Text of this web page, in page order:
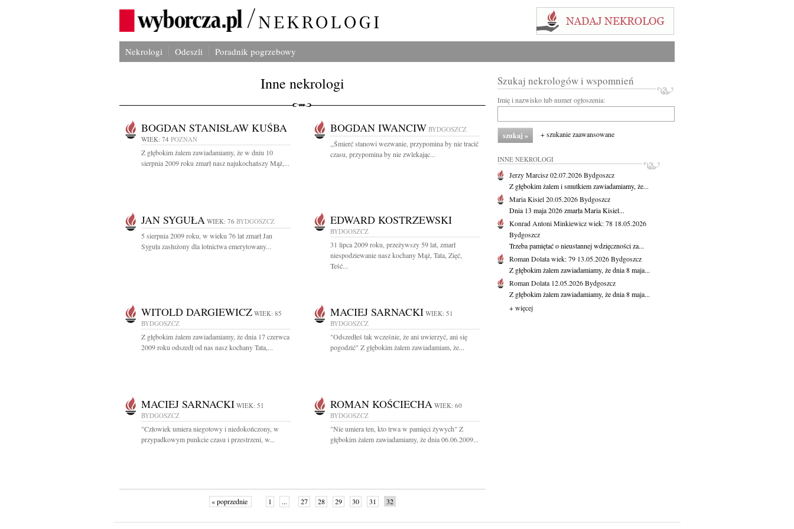
Nekrologi Odeszli Poradnik pogrzebowy
Inne nekrologi
BOGDAN STANISŁAW KUŚBA
WIEK: 74 POZNAŃ
Z głębokim żalem zawiadamiamy, że w dniu 10
sierpnia 2009 roku zmarł nasz najukochańszy Mąż,...
BOGDAN IWANCIW BYDGOSZCZ
,,Śmierć stanowi wezwanie, przypomina by nie tracić
czasu, przypomina by nie zwlekając...
JAN SYGUŁA WIEK: 76 BYDGOSZCZ
5 sierpnia 2009 roku, w wieku 76 lat zmarł Jan
Syguła zasłużony dla lotnictwa emerytowany...
EDWARD KOSTRZEWSKI
BYDGOSZCZ
31 lipca 2009 roku, przeżywszy 59 lat, zmarł
niespodziewanie nasz kochany Mąż, Tata, Zięć,
Teść...
WITOLD DARGIEWICZ WIEK: 85
BYDGOSZCZ
Z głębokim żalem zawiadamiamy, że dnia 17 czerwca
2009 roku odszedł od nas nasz kochany Tata,...
MACIEJ SARNACKI WIEK: 51
BYDGOSZCZ
"Odszedłeś tak wcześnie, że ani uwierzyć, ani się
pogodzić" Z głębokim żalem zawiadamiam, że...
MACIEJ SARNACKI WIEK: 51
BYDGOSZCZ
"Człowiek umiera niegotowy i niedokończony, w
przypadkowym punkcie czasu i przestrzeni, w...
ROMAN KOŚCIECHA WIEK: 60
BYDGOSZCZ
"Nie umiera ten, kto trwa w pamięci żywych" Z
głębokim żalem zawiadamiamy, że dnia 06.06.2009...
« poprzednie 1 ... 27 28 29 30 31 32
Szukaj nekrologów i wspomnień
Imię i nazwisko lub numer ogłoszenia:
+ szukanie zaawansowane
INNE NEKROLOGI
Jerzy Marcisz02.07.2026Bydgoszcz
Z głębokim żalem i smutkiem zawiadamiamy, że...
Maria Kisiel20.05.2026Bydgoszcz
Dnia 13 maja 2026 zmarła Maria Kisiel...
Konrad Antoni Minkiewiczwiek: 78 18.05.2026
Bydgoszcz
Trzeba pamiętać o nieustannej wdzięczności za...
Roman Dolatawiek: 79 13.05.2026Bydgoszcz
Z głębokim żalem zawiadamiamy, że dnia 8 maja...
Roman Dolata 12.05.2026Bydgoszcz
Z głębokim żalem zawiadamiamy, że dnia 8 maja...
+ więcej